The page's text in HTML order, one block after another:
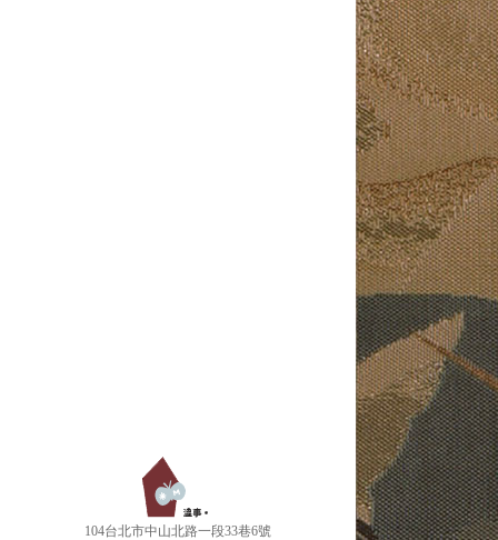
104台北市中山北路一段33巷6號